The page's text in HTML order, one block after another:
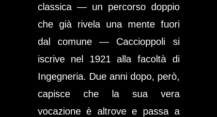
classica — un percorso doppio
che già rivela una mente fuori
dal comune — Caccioppoli si
iscrive nel 1921 alla facoltà di
Ingegneria. Due anni dopo, però,
capisce che la sua vera
vocazione è altrove e passa a